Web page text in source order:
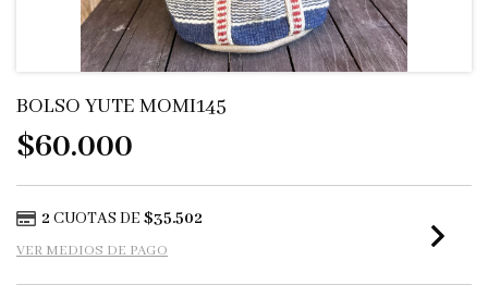
BOLSO YUTE MOMI145
$60.000
2 CUOTAS DE $35.502
VER MEDIOS DE PAGO